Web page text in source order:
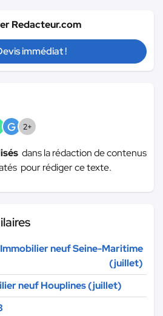
Redacteur.com
immédiat !
G 2+
dans la rédaction de contenus
pour rédiger ce texte.
Immobilier neuf Seine-Maritime
(juillet)
neuf Houplines (juillet)